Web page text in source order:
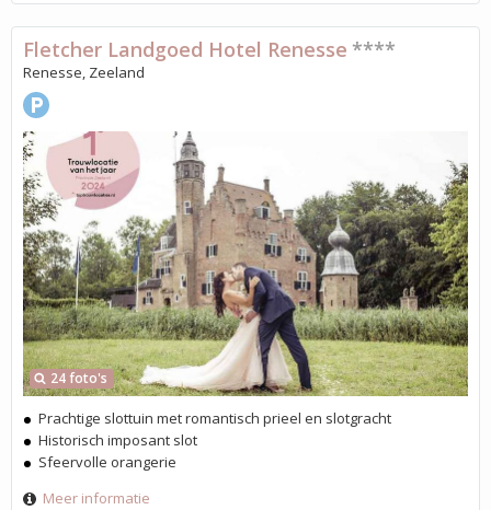
24 foto's
Fletcher Landgoed Hotel Renesse ****
Renesse, Zeeland
Prachtige slottuin met romantisch prieel en slotgracht
Historisch imposant slot
Sfeervolle orangerie
Meer informatie